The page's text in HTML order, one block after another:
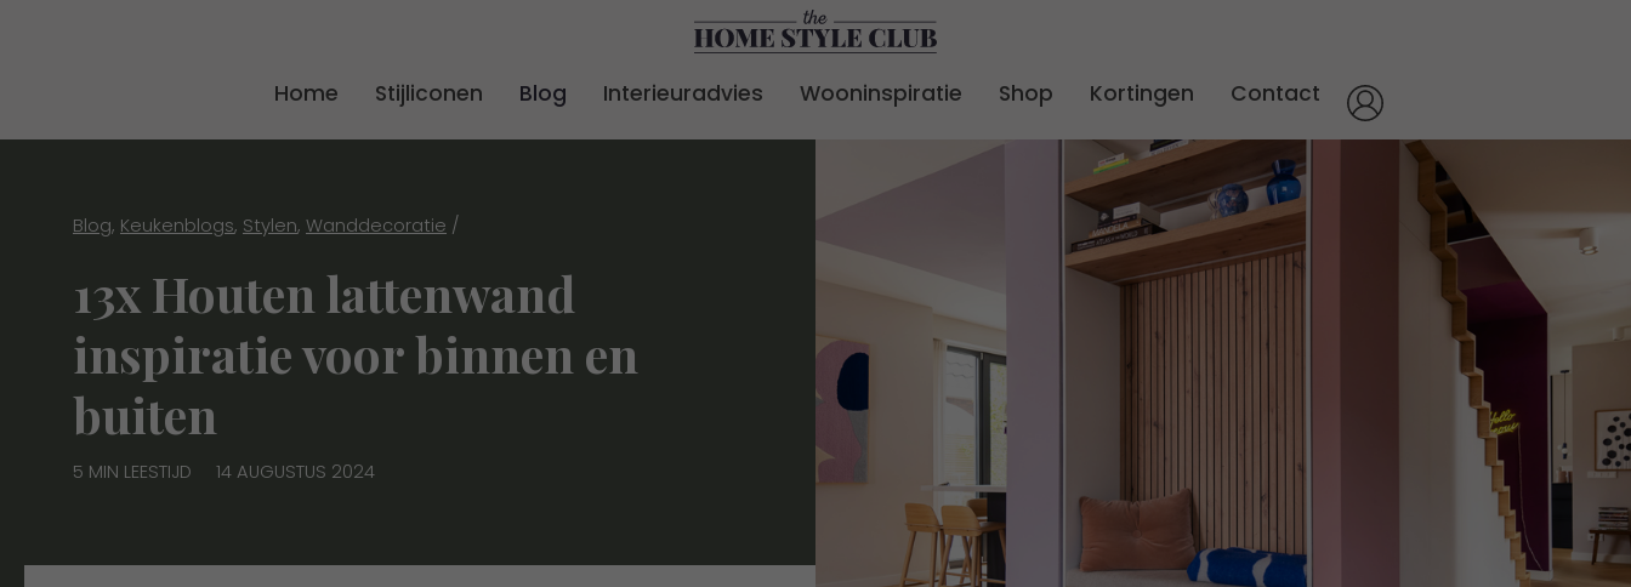
Home Stijliconen Blog Interieuradvies Wooninspiratie Shop Kortingen Contact
Blog, Keukenblogs, Stylen, Wanddecoratie /
13x Houten lattenwand
inspiratie voor binnen en
buiten
5 MIN LEESTIJD 14 AUGUSTUS 2024